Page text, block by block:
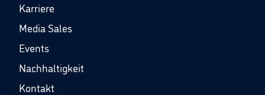
Karriere
Media Sales
Events
Nachhaltigkeit
Kontakt